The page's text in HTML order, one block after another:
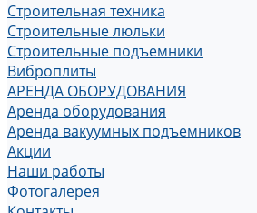
Строительная техника
Строительные люльки
Строительные подъемники
Виброплиты
АРЕНДА ОБОРУДОВАНИЯ
Аренда оборудования
Аренда вакуумных подъемников
Акции
Наши работы
Фотогалерея